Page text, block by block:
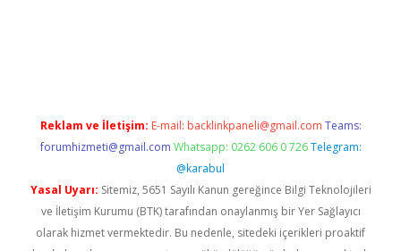
Reklam ve İletişim: E-mail: backlinkpaneli@gmail.com Teams:
forumhizmeti@gmail.com Whatsapp: 0262 606 0 726 Telegram:
@karabul
Yasal Uyarı: Sitemiz, 5651 Sayılı Kanun gereğince Bilgi Teknolojileri
ve İletişim Kurumu (BTK) tarafından onaylanmış bir Yer Sağlayıcı
olarak hizmet vermektedir. Bu nedenle, sitedeki içerikleri proaktif